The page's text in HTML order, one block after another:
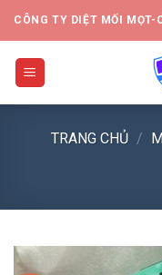
CÔNG TY DIỆT MỐI MỌT-
TRANG CHỦ /